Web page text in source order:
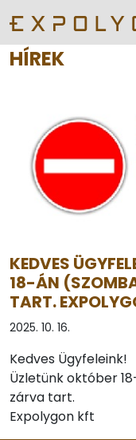
HÍREK
KEDVES
18-ÁN
TART.
2025. 10. 16.
Kedves Ügyfeleink!
Üzletünk október
zárva tart.
Expolygon kft